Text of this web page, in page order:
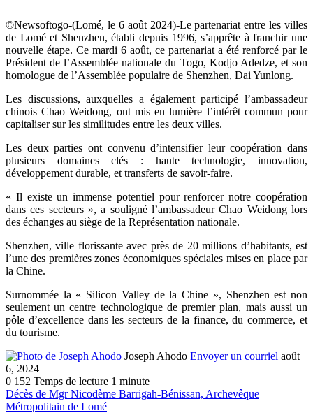
©Newsoftogo-(Lomé, le 6 août 2024)-Le partenariat entre les villes
de Lomé et Shenzhen, établi depuis 1996, s’apprête à franchir une
nouvelle étape. Ce mardi 6 août, ce partenariat a été renforcé par le
Président de l’Assemblée nationale du Togo, Kodjo Adedze, et son
homologue de l’Assemblée populaire de Shenzhen, Dai Yunlong.
Les discussions, auxquelles a également participé l’ambassadeur
chinois Chao Weidong, ont mis en lumière l’intérêt commun pour
capitaliser sur les similitudes entre les deux villes.
Les deux parties ont convenu d’intensifier leur coopération dans
plusieurs domaines clés : haute technologie, innovation,
développement durable, et transferts de savoir-faire.
« Il existe un immense potentiel pour renforcer notre coopération
dans ces secteurs », a souligné l’ambassadeur Chao Weidong lors
des échanges au siège de la Représentation nationale.
Shenzhen, ville florissante avec près de 20 millions d’habitants, est
l’une des premières zones économiques spéciales mises en place par
la Chine.
Surnommée la « Silicon Valley de la Chine », Shenzhen est non
seulement un centre technologique de premier plan, mais aussi un
pôle d’excellence dans les secteurs de la finance, du commerce, et
du tourisme.
Joseph Ahodo Envoyer un courriel août
6, 2024
0 152 Temps de lecture 1 minute
Décès de Mgr Nicodème Barrigah-Bénissan, Archevêque
Métropolitain de Lomé